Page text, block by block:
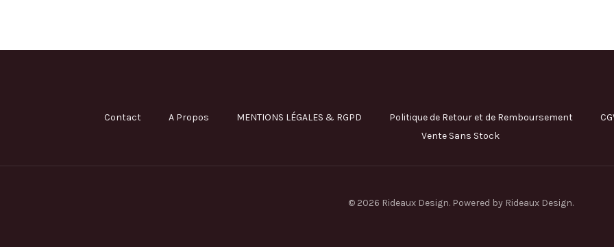
Contact A Propos MENTIONS LÉGALES & RGPD Politique de Retour et de Remboursement
Vente Sans Stock
© 2026 Rideaux Design. Powered by Rideaux Design.